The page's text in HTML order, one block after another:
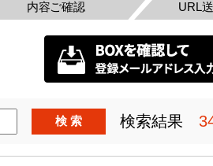
内容ご確認
URL
検 索 検索結果